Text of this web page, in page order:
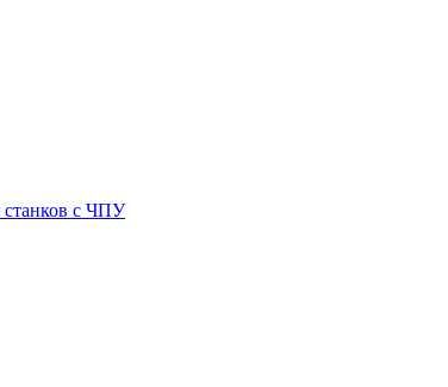
станков с ЧПУ